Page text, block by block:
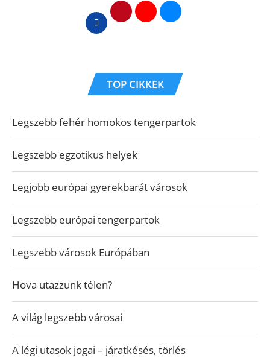
TOP CIKKEK
Legszebb fehér homokos tengerpartok
Legszebb egzotikus helyek
Legjobb európai gyerekbarát városok
Legszebb európai tengerpartok
Legszebb városok Európában
Hova utazzunk télen?
A világ legszebb városai
A légi utasok jogai – járatkésés, törlés